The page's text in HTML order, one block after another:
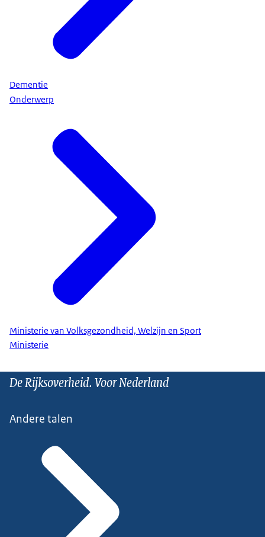
Dementie
Onderwerp
Ministerie van Volksgezondheid, Welzijn en Sport
Ministerie
De Rijksoverheid. Voor Nederland
Andere talen